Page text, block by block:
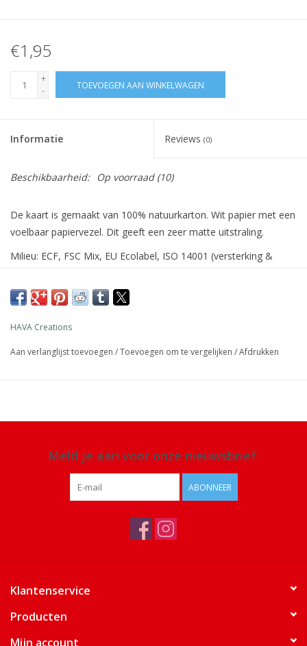
€1,95
+
-
TOEVOEGEN AAN WINKELWAGEN
Informatie Reviews (0)
Beschikbaarheid: Op voorraad(10)
De kaart is gemaakt van 100% natuurkarton. Wit papier met een
voelbaar papiervezel. Dit geeft een zeer matte uitstraling.
Milieu: ECF, FSC Mix, EU Ecolabel, ISO 14001 (versterking &
De enveloppe is van 100% ecologisch papier in de kleur 'zand',
HAVA Creations
Aan verlanglijst toevoegen /Toevoegen om te vergelijken /Afdrukken
Meld je aan voor onze nieuwsbrief:
ABONNEER
Klantenservice
Producten
Mijn account